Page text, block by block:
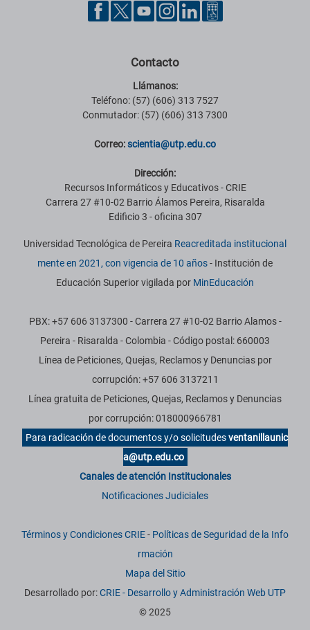
Contacto
Llámanos:
Teléfono: (57) (606) 313 7527
Conmutador: (57) (606) 313 7300
Correo:scientia@utp.edu.co
Dirección:
Recursos Informáticos y Educativos - CRIE
Carrera 27 #10-02 Barrio Álamos Pereira, Risaralda
Edificio 3 - oficina 307
Universidad Tecnológica de Pereira Reacreditada institucional
mente en 2021, con vigencia de 10 años- Institución de
Educación Superior vigilada por MinEducación
PBX: +57 606 3137300 - Carrera 27 #10-02 Barrio Alamos -
Pereira - Risaralda - Colombia - Código postal: 660003
Línea de Peticiones, Quejas, Reclamos y Denuncias por
corrupción: +57 606 3137211
Línea gratuita de Peticiones, Quejas, Reclamos y Denuncias
por corrupción: 018000966781
Para radicación de documentos y/o solicitudesventanillaunic
a@utp.edu.co
Canales de atención Institucionales
Notificaciones Judiciales
Términos y Condiciones CRIE- Políticas de Seguridad de la Info
rmación
Mapa del Sitio
Desarrollado por:CRIE - Desarrollo y Administración Web UTP
© 2025